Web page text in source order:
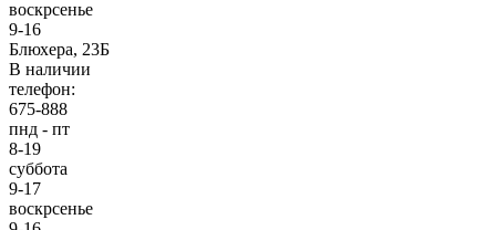
воскрсенье
9-16
Блюхера, 23Б
В наличии
телефон:
675-888
пнд - пт
8-19
суббота
9-17
воскрсенье